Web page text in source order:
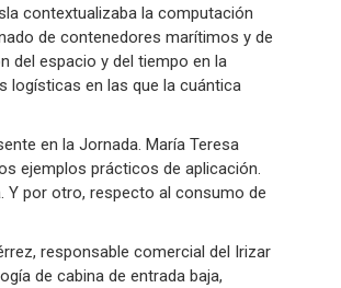
contextualizaba la computación
de contenedores marítimos y de
del espacio y del tiempo en la
logísticas en las que la cuántica
en la Jornada. María Teresa
ejemplos prácticos de aplicación.
Y por otro, respecto al consumo de
responsable comercial del Irizar
de cabina de entrada baja,